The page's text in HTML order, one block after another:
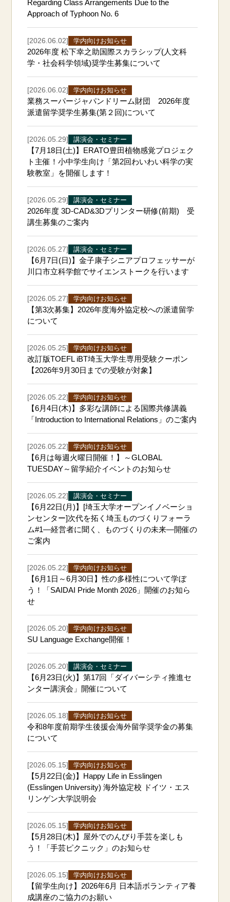
Regarding Class Arrangements Due to the
Approach of Typhoon No. 6
[2026.06.02] 学内向けお知らせ
2026年度 松下幸之助国際スカラシップ(人文科
学・社会科学領域)奨学生募集について
[2026.06.02] 学内向けお知らせ
業務スーパージャパンドリーム財団 2026年度
派遣留学奨学生募集(第２回)について
[2026.05.29] 講演会・セミナー
【7月18日(土)】ERATO豊田植物感覚プロジェク
ト主催！小中学生向け「第2回わいわい科学の実
験教室」を開催します！
[2026.05.29] 講演会・セミナー
2026年度 3D-CAD&3Dプリンター研修(前期) 受
講生募集のご案内
[2026.05.27] 講演会・セミナー
【6月7日(日)】金子康子シニアプロフェッサーが
川口市立科学館でサイエンストークを行います
[2026.05.27] 学内向けお知らせ
【第3次募集】2026年度海外協定校への派遣留学
について
[2026.05.25] 学内向けお知らせ
改訂版TOEFL iBT埼玉大学生専用受験クーポン
【2026年9月30日までの受験が対象】
[2026.05.22] 学内向けお知らせ
【6月4日(木)】多彩な講師による国際共修講義
「Introduction to International Relations」のご案内
[2026.05.22] 学内向けお知らせ
【6月は毎週火曜日開催！】～GLOBAL
TUESDAY～留学紹介イベントのお知らせ
[2026.05.22] 講演会・セミナー
【6月22日(月)】[埼玉大学オープンイノベーショ
ンセンター]次代を拓く埼玉ものづくりフォーラ
ム#1―経営者に聞く、ものづくりの未来―開催の
ご案内
[2026.05.22] 学内向けお知らせ
【6月1日～6月30日】性の多様性について学ぼ
う！「SAIDAI Pride Month 2026」開催のお知ら
せ
[2026.05.20] 学内向けお知らせ
SU Language Exchange開催！
[2026.05.20] 講演会・セミナー
【6月23日(火)】第17回「ダイバーシティ推進セ
ンター講演会」開催について
[2026.05.18] 学内向けお知らせ
令和8年度前期学生後援会海外留学奨学金の募集
について
[2026.05.15] 学内向けお知らせ
【5月22日(金)】Happy Life in Esslingen
(Esslingen University) 海外協定校 ドイツ・エス
リンゲン大学説明会
[2026.05.15] 学内向けお知らせ
【5月28日(木)】屋外でのんびり手芸を楽しも
う！「手芸ピクニック」のお知らせ
[2026.05.15] 学内向けお知らせ
【留学生向け】2026年6月 日本語ボランティア養
成講座のご協力のお願い